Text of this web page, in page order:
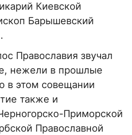
Киевской
Барышевский
Православия звучал
нежели в прошлые
в этом совещании
также и
Приморской
Православной